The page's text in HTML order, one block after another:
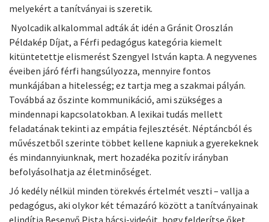
melyekért a tanítványai is szeretik.
Nyolcadik alkalommal adták át idén a Gránit Oroszlán
Példakép Díjat, a Férfi pedagógus kategória kiemelt
kitüntetettje elismerést Szengyel István kapta. A negyvenes
éveiben járó férfi hangsúlyozza, mennyire fontos
munkájában a hitelesség; ez tartja meg a szakmai pályán.
Továbbá az őszinte kommunikáció, ami szükséges a
mindennapi kapcsolatokban. A lexikai tudás mellett
feladatának tekinti az empátia fejlesztését. Néptáncból és
művészetből szerinte többet kellene kapniuk a gyerekeknek
és mindannyi­unk­nak, mert hozadéka pozitív irányban
befolyásolhatja az életminőséget.
Jó kedély nélkül minden törekvés értelmét veszti – vallja a
pedagógus, aki olykor két témazáró között a tanítványainak
elindítja Besenyő Pista bácsi-videóit, hogy felderítse őket.